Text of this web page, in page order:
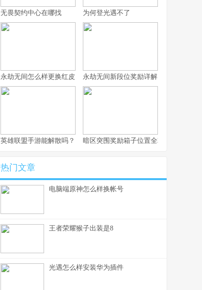
无畏契约中心在哪找 为何登光遇不了
永劫无间怎么样更换红皮 永劫无间新段位奖励详解
英雄联盟手游能解散吗？ 暗区突围奖励箱子位置全攻略
热门文章
电脑端原神怎么样换帐号
王者荣耀猴子出装是8
光遇怎么样安装华为插件